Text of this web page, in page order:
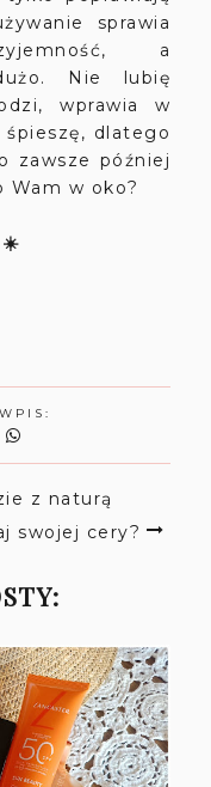
sprawia
a
Nie lubię
wprawia w
śpieszę, dlatego
zawsze później
Wam w oko?
☀️
z naturą
swojej cery?